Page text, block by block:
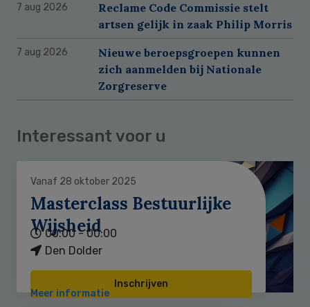
7 aug 2026
Reclame Code Commissie stelt
artsen gelijk in zaak Philip Morris
7 aug 2026
Nieuwe beroepsgroepen kunnen
zich aanmelden bij Nationale
Zorgreserve
Interessant voor u
Vanaf 28 oktober 2025
Masterclass Bestuurlijke
Wijsheid
00:00 - 00:00
Den Dolder
Inschrijven
Meer informatie